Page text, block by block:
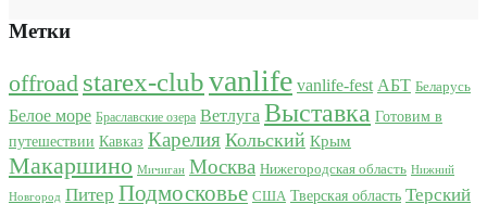
Метки
offroad starex-clubvanlife vanlife-fest АБТ Беларусь
Белое море Браславские озера Ветлуга Выставка Готовим в
путешествии Кавказ Карелия Кольский Крым
Макаршино Мичиган Москва Нижегородская область Нижний
Новгород Питер Подмосковье США Тверская область Терский